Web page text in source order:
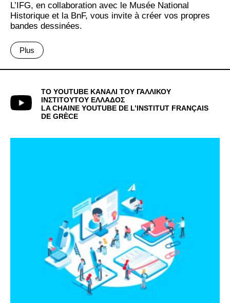
L’IFG, en collaboration avec le Musée National
Historique et la BnF, vous invite à créer vos propres
bandes dessinées.
Plus
ΤΟ YOUTUBE ΚΑΝΑΛΙ ΤΟΥ ΓΑΛΛΙΚΟΥ
ΙΝΣΤΙΤΟΥΤΟΥ ΕΛΛΑΔΟΣ
LA CHAINE YOUTUBE DE L’INSTITUT FRANÇAIS
DE GRÈCE